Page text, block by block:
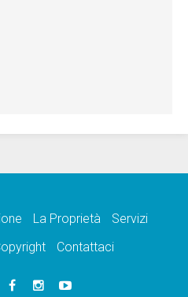
La Proprietà
Servizi
Contattaci